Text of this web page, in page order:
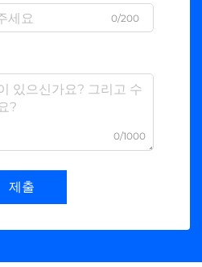
0/200
0/1000
제출